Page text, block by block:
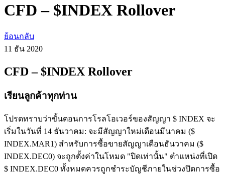
CFD – $INDEX Rollover
ย้อนกลับ
11 ธัน 2020
CFD – $INDEX Rollover
เรียนลูกค้าทุกท่าน
โปรดทราบว่าขั้นตอนการโรลโอเวอร์ของสัญญา $ INDEX จะ
เริ่มในวันที่ 14 ธันวาคม: จะมีสัญญาใหม่เดือนมีนาคม ($
INDEX.MAR1) สำหรับการซื้อขายสัญญาเดือนธันวาคม ($
INDEX.DEC0) จะถูกตั้งค่าในโหมด "ปิดเท่านั้น" ตำแหน่งที่เปิด
$ INDEX.DEC0 ทั้งหมดควรถูกชำระบัญชีภายในช่วงปิดการซื้อ